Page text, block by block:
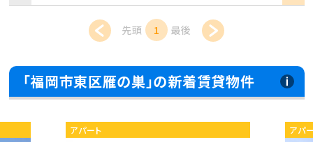
先頭 1 最後
「福岡市東区雁の巣」の新着賃貸物件
アパート アパ